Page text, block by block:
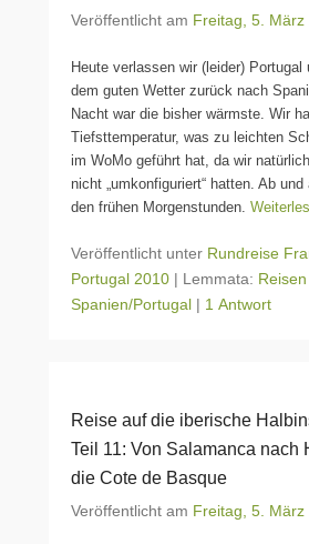
Veröffentlicht am Freitag, 5. März
Heute verlassen wir (leider) Portugal
dem guten Wetter zurück nach
Nacht war die bisher wärmste. Wir
Tiefsttemperatur, was zu leichten
im WoMo geführt hat, da wir
nicht „umkonfiguriert“ hatten. Ab
den frühen Morgenstunden.
Veröffentlicht unter Rundreise
Portugal 2010 | Lemmata:
Spanien/Portugal | 1 Antwort
Reise auf die iberische
Teil 11: Von Salamanca nach
die Cote de Basque
Veröffentlicht am Freitag, 5. März